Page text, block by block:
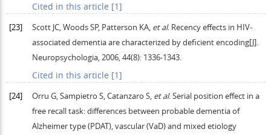
Cited in this article [1]
[23] Scott JC,WoodsSP, Patterson KA, et al. Recency effects in HIV-
associated dementia are characterized by deficient encoding[J].
Neuropsychologia,2006,44(8): 1336‐1343.
Cited in this article [1]
[24] Orru G,Sampietro S,Catanzaro S, et al. Serial position effect in a
free recall task: differences between probable dementia of
Alzheimer type (PDAT), vascular (VaD) and mixed etiology